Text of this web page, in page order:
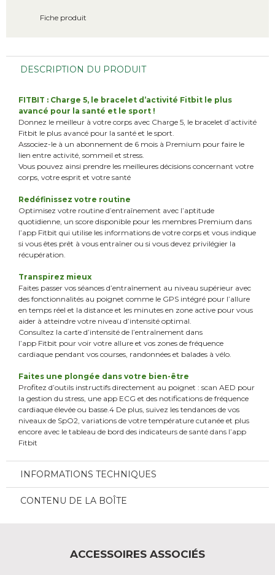
Fiche produit
DESCRIPTION DU PRODUIT
FITBIT : Charge 5, le bracelet d’activité Fitbit le plus
avancé pour la santé et le sport !
Donnez le meilleur à votre corps avec Charge 5, le bracelet d’activité
Fitbit le plus avancé pour la santé et le sport.
Associez-le à un abonnement de 6 mois à Premium pour faire le
lien entre activité, sommeil et stress.
Vous pouvez ainsi prendre les meilleures décisions concernant votre
corps, votre esprit et votre santé
Redéfinissez votre routine
Optimisez votre routine d’entraînement avec l’aptitude
quotidienne, un score disponible pour les membres Premium dans
l’app Fitbit qui utilise les informations de votre corps et vous indique
si vous êtes prêt à vous entraîner ou si vous devez privilégier la
récupération.
Transpirez mieux
Faites passer vos séances d’entraînement au niveau supérieur avec
des fonctionnalités au poignet comme le GPS intégré pour l’allure
en temps réel et la distance et les minutes en zone active pour vous
aider à atteindre votre niveau d’intensité optimal.
Consultez la carte d’intensité de l’entraînement dans
l’app Fitbit pour voir votre allure et vos zones de fréquence
cardiaque pendant vos courses, randonnées et balades à vélo.
Faites une plongée dans votre bien-être
Profitez d’outils instructifs directement au poignet : scan AED pour
la gestion du stress, une app ECG et des notifications de fréquence
cardiaque élevée ou basse.4 De plus, suivez les tendances de vos
niveaux de SpO2, variations de votre température cutanée et plus
encore avec le tableau de bord des indicateurs de santé dans l’app
Fitbit
INFORMATIONS TECHNIQUES
CONTENU DE LA BOÎTE
ACCESSOIRES ASSOCIÉS